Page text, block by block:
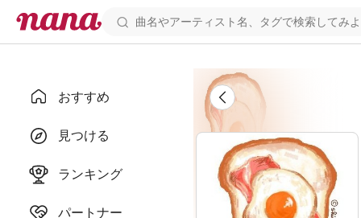
おすすめ
見つける
ランキング
パートナー